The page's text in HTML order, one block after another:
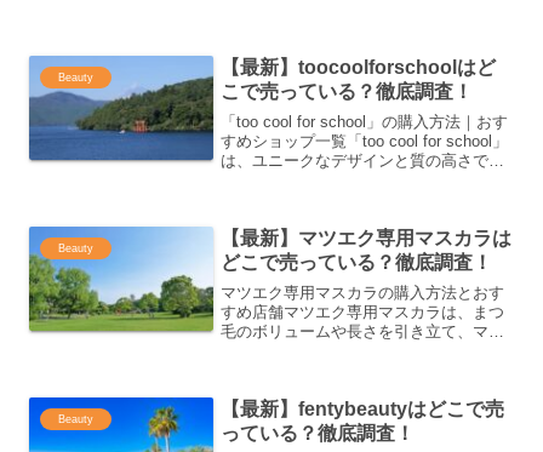
ーラルが購入できる店舗一...
Beauty
【最新】toocoolforschoolはど
こで売っている？徹底調査！
「too cool for school」の購入方法｜おす
すめショップ一覧「too cool for school」
は、ユニークなデザインと質の高さで人
Beauty
【最新】マツエク専用マスカラは
どこで売っている？徹底調査！
マツエク専用マスカラの購入方法とおす
すめ店舗マツエク専用マスカラは、まつ
毛のボリュームや長さを引き立て、マツ
についてご紹介します。マ...
Beauty
【最新】fentybeautyはどこで売
っている？徹底調査！